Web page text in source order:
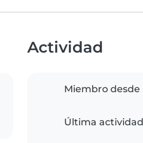
Actividad
Miembro desde
Última actividad